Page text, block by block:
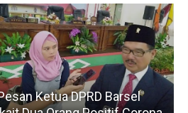
Ketua DPRD Barsel